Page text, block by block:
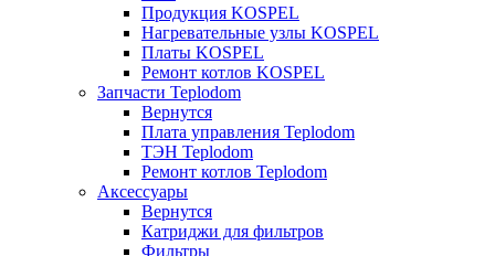
Продукция KOSPEL
Нагревательные узлы KOSPEL
Платы KOSPEL
Ремонт котлов KOSPEL
Запчасти Teplodom
Вернутся
Плата управления Teplodom
ТЭН Teplodom
Ремонт котлов Teplodom
Аксессуары
Вернутся
Катриджи для фильтров
Фильтры